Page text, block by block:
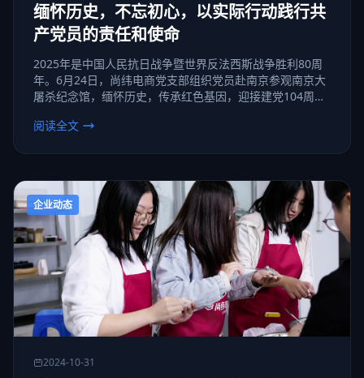
缅怀历史，不忘初心，以实际行动践行共
产党员的责任和使命
2025年是中国人民抗日战争暨世界反法西斯战争胜利80周
年。6月24日，尚纬电商党支部组织党员赴南京参观南京大
屠杀纪念馆，缅怀历史，传承红色基因，迎接建党104周
所。通过参观纪念馆，党员们能够深刻了解那段悲惨的历
阅读全文
企业动态
2024-10-31